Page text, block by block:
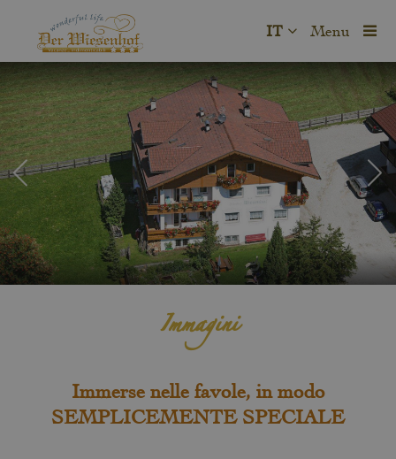
Menu
IT
Immagini
Immerse nelle favole, in modo
SEMPLICEMENTE SPECIALE